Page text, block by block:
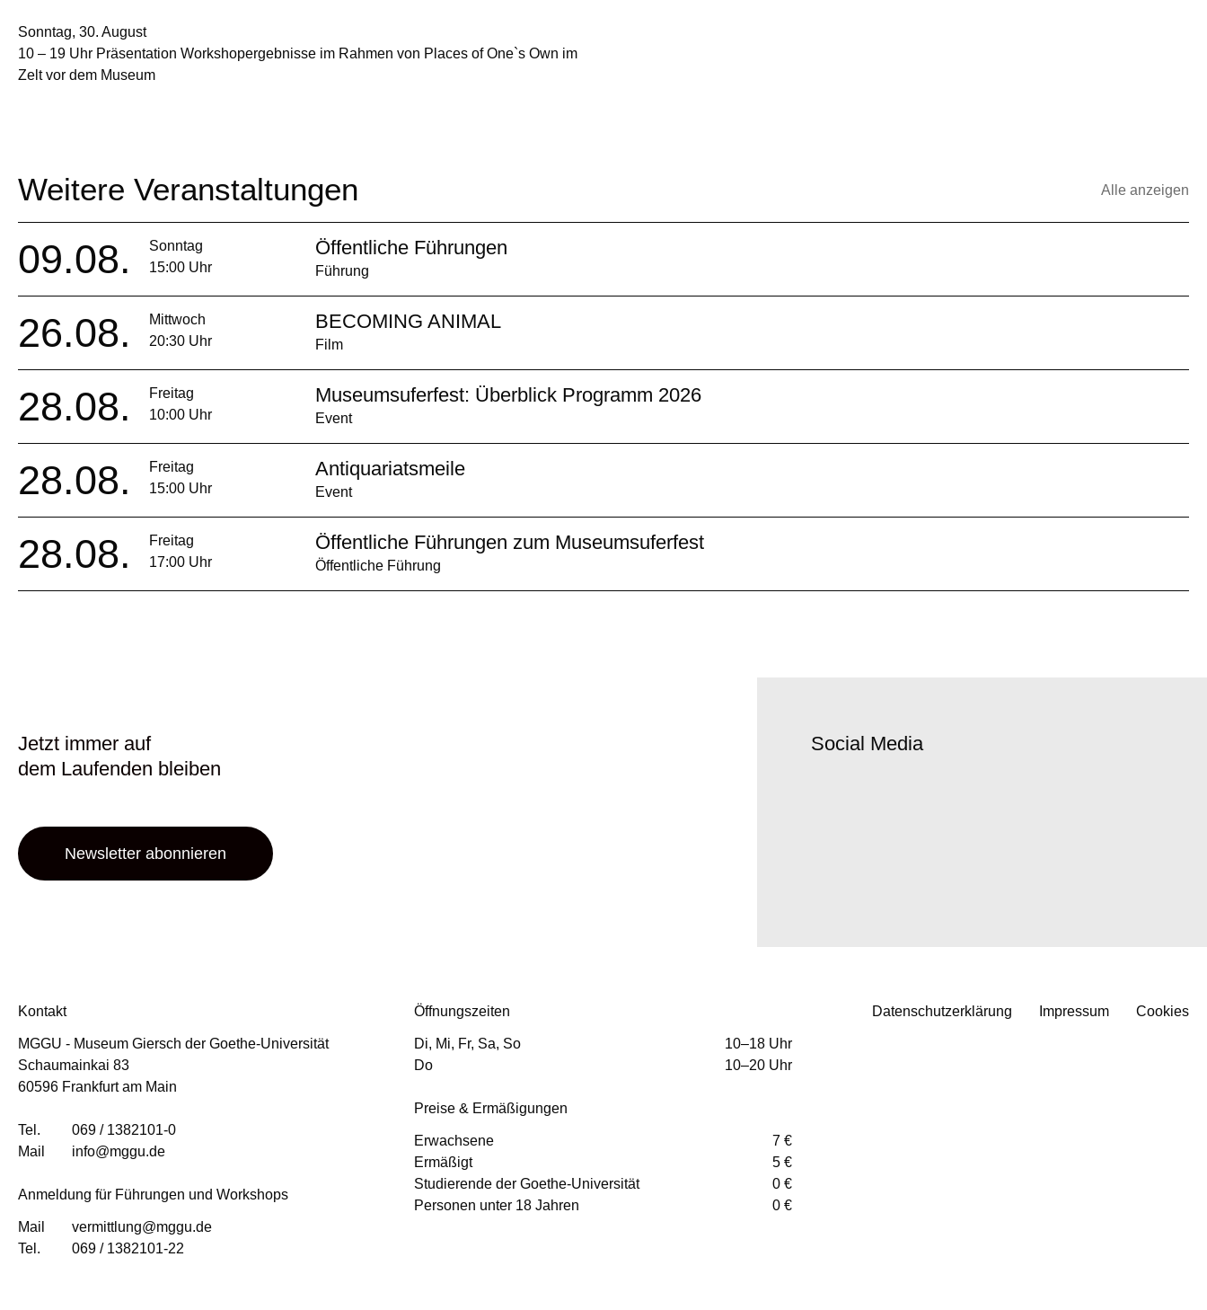
Sonntag, 30. August
10 – 19 Uhr Präsentation Workshopergebnisse im Rahmen von Places of One`s Own im
Zelt vor dem Museum
Weitere Veranstaltungen Alle anzeigen
09.08.
Sonntag
15:00 Uhr
Öffentliche Führungen
Führung
26.08.
Mittwoch
20:30 Uhr
BECOMING ANIMAL
Film
28.08.
Freitag
10:00 Uhr
Museumsuferfest: Überblick Programm 2026
Event
28.08.
Freitag
15:00 Uhr
Antiquariatsmeile
Event
28.08.
Freitag
17:00 Uhr
Öffentliche Führungen zum Museumsuferfest
Öffentliche Führung
Jetzt immer auf
dem Laufenden bleiben
Newsletter abonnieren
Social Media
Kontakt
MGGU - Museum Giersch der Goethe-Universität
Schaumainkai 83
60596 Frankfurt am Main
Tel.
069 / 1382101-0
Mail
info@mggu.de
Anmeldung für Führungen und Workshops
Mail
vermittlung@mggu.de
Tel.
069 / 1382101-22
Öffnungszeiten
Di, Mi, Fr, Sa, So
10–18 Uhr
Do
10–20 Uhr
Preise & Ermäßigungen
Erwachsene
7 €
Ermäßigt
5 €
Studierende der Goethe-Universität
0 €
Personen unter 18 Jahren
0 €
Datenschutzerklärung Impressum Cookies